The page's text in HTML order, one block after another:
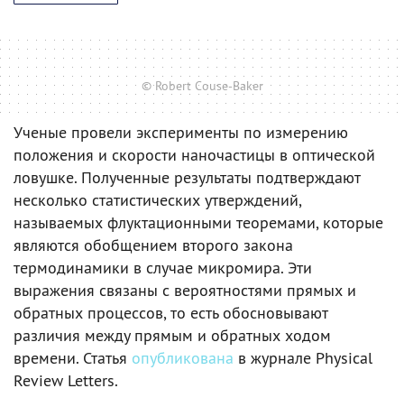
© Robert Couse-Baker
Ученые провели эксперименты по измерению
положения и скорости наночастицы в оптической
ловушке. Полученные результаты подтверждают
несколько статистических утверждений,
называемых флуктационными теоремами, которые
являются обобщением второго закона
термодинамики в случае микромира. Эти
выражения связаны с вероятностями прямых и
обратных процессов, то есть обосновывают
различия между прямым и обратных ходом
времени. Статья опубликована в журнале Physical
Review Letters.